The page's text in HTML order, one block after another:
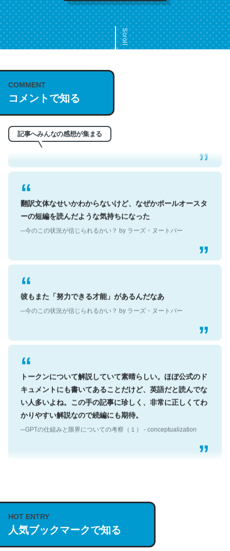
Scroll
COMMENT
コメントで知る
記事へみんなの感想が集まる
これは名文。彼はとてもクレバーなんだろうなと凄く思
う。英語少しでも読める人は原文もお勧め。自分はこの流
れ好き。Let’s Fucking Go. Then Covid hit. Shit.
─今のこの状況が信じられるかい？ by ラーズ・ヌートバー
翻訳文体なせいかわからないけど、なぜかポールオースタ
ーの短編を読んだような気持ちになった
彼もまた「努力できる才能」があるんだなあ
トークンについて解説していて素晴らしい。ほぼ公式のド
キュメントにも書いてあることだけど、英語だと読んでな
い人多いよね。この手の記事に珍しく、非常に正しくてわ
かりやすい解説なので続編にも期待。
─GPTの仕組みと限界についての考察（１） - conceptualization
説してる記事が少ないので貴重な良記事。/続編来た
https://isobe324649.hatenablog.com/entry/2023/03/27
/064121
─GPTの仕組みと限界についての考察（１） - conceptualization
HOT ENTRY
人気ブックマークで知る